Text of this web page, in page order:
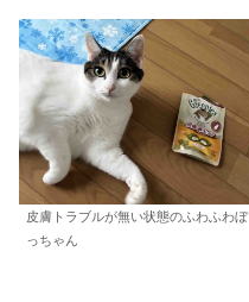
皮膚トラブルが無い状態のふわふわぼ
っちゃん